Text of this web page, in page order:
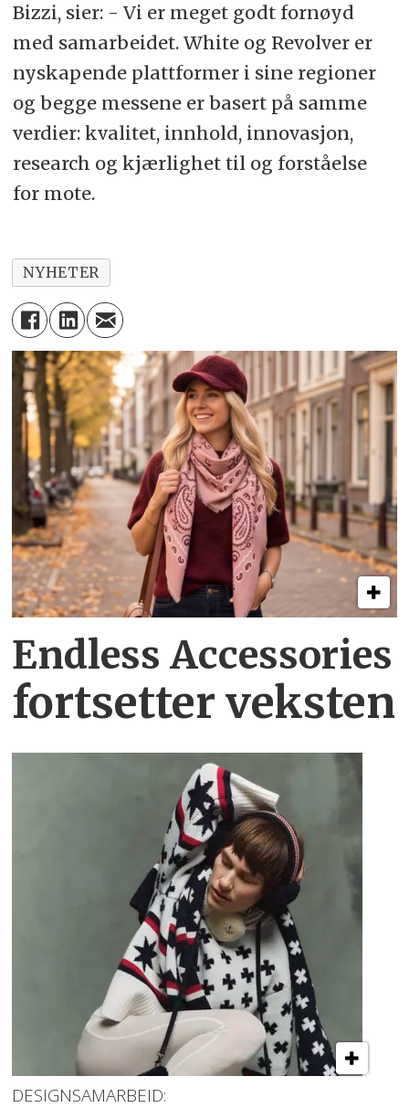
Bizzi, sier: - Vi er meget godt fornøyd
med samarbeidet. White og Revolver er
nyskapende plattformer i sine regioner
og begge messene er basert på samme
verdier: kvalitet, innhold, innovasjon,
research og kjærlighet til og forståelse
for mote.
NYHETER
Endless Accessories
fortsetter veksten
DESIGNSAMARBEID: